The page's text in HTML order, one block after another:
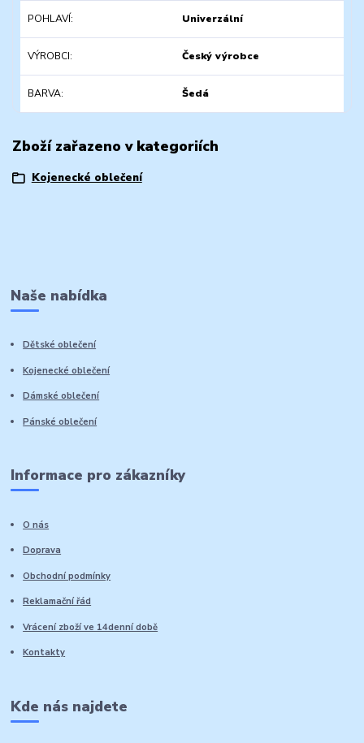
POHLAVÍ Univerzální
VÝROBCI Český výrobce
BARVA Šedá
Zboží zařazeno v kategoriích
Kojenecké oblečení
Naše nabídka
Dětské oblečení
Kojenecké oblečení
Dámské oblečení
Pánské oblečení
Informace pro zákazníky
O nás
Doprava
Obchodní podmínky
Reklamační řád
Vrácení zboží ve 14denní době
Kontakty
Kde nás najdete